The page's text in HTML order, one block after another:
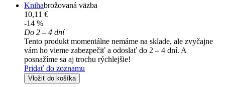
Knihabrožovaná väzba
10,11 €
-14 %
Do 2 – 4 dní
Tento produkt momentálne nemáme na sklade, ale zvyčajne
vám ho vieme zabezpečiť a odoslať do 2 – 4 dní. A
posnažíme sa aj trochu rýchlejšie!
Pridať do zoznamu
Vložiť do košíka